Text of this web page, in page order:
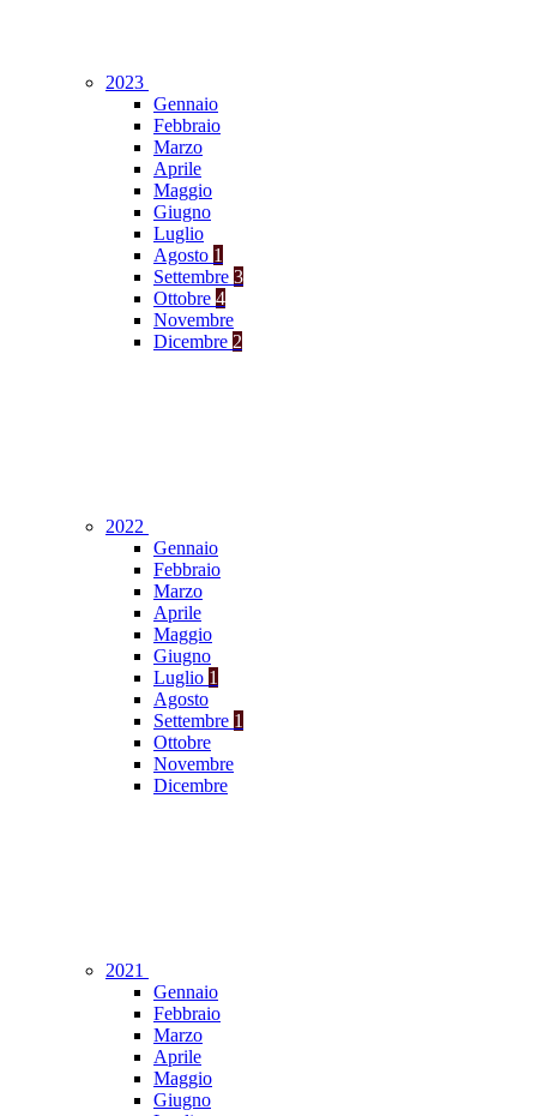
2023
Gennaio
Febbraio
Marzo
Aprile
Maggio
Giugno
Luglio
Agosto 1
Settembre 3
Ottobre 4
Novembre
Dicembre 2
2022
Gennaio
Febbraio
Marzo
Aprile
Maggio
Giugno
Luglio 1
Agosto
Settembre 1
Ottobre
Novembre
Dicembre
2021
Gennaio
Febbraio
Marzo
Aprile
Maggio
Giugno